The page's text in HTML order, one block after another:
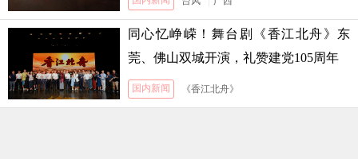
同心忆峥嵘！舞台剧《香江北舟》东
莞、佛山双城开演，礼赞建党105周年
国内新闻 《香江北舟》